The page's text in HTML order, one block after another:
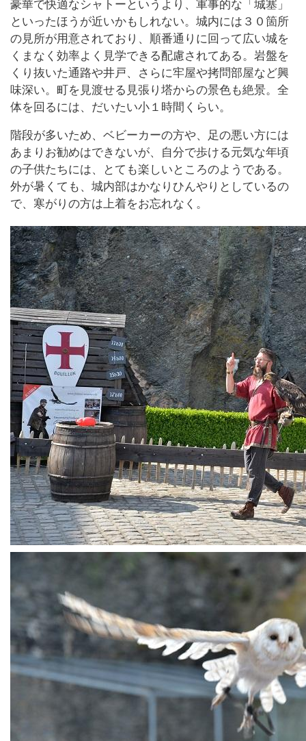
豪華で快適なシャトーというより、軍事的な「城塞」
といったほうが近いかもしれない。城内には３０箇所
の見所が用意されており、順番通りに回って広い城を
くまなく効率よく見学できる配慮されてある。岩盤を
くり抜いた通路や井戸、さらに牢屋や拷問部屋など興
味深い。町を見渡せる見張り塔からの景色も絶景。全
体を回るには、だいたい小１時間くらい。
階段が多いため、ベビーカーの方や、足の悪い方には
あまりお勧めはできないが、自分で歩ける元気な年頃
の子供たちには、とても楽しいところのようである。
外が暑くても、城内部はかなりひんやりとしているの
で、寒がりの方は上着をお忘れなく。